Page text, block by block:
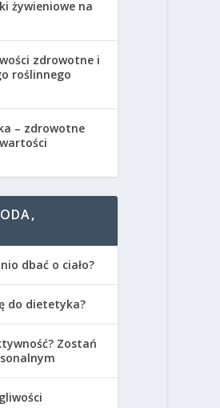
żywieniowe na
zdrowotne i
roślinnego
– zdrowotne
dbać o ciało?
do dietetyka?
Zostań